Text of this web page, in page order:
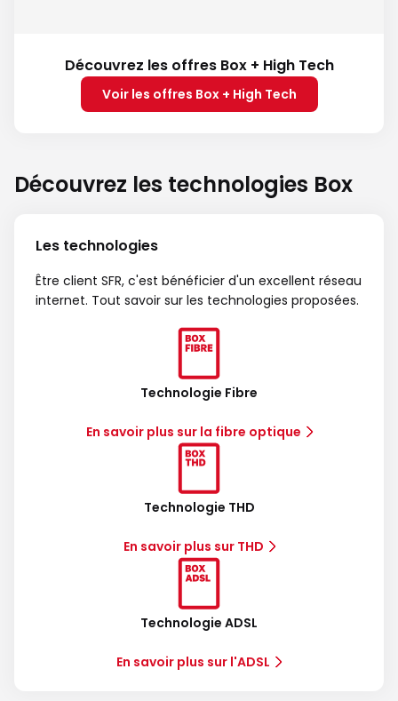
Découvrez les offres Box + High Tech
Voir les offres Box + High Tech
Découvrez les technologies Box
Les technologies
Être client SFR, c'est bénéficier d'un excellent réseau
internet. Tout savoir sur les technologies proposées.
Technologie Fibre
En savoir plus sur la fibre optique
Technologie THD
En savoir plus sur THD
Technologie ADSL
En savoir plus sur l'ADSL